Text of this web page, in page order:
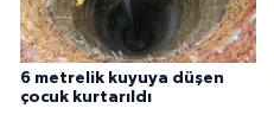
6 metrelik kuyuya düşen
çocuk kurtarıldı